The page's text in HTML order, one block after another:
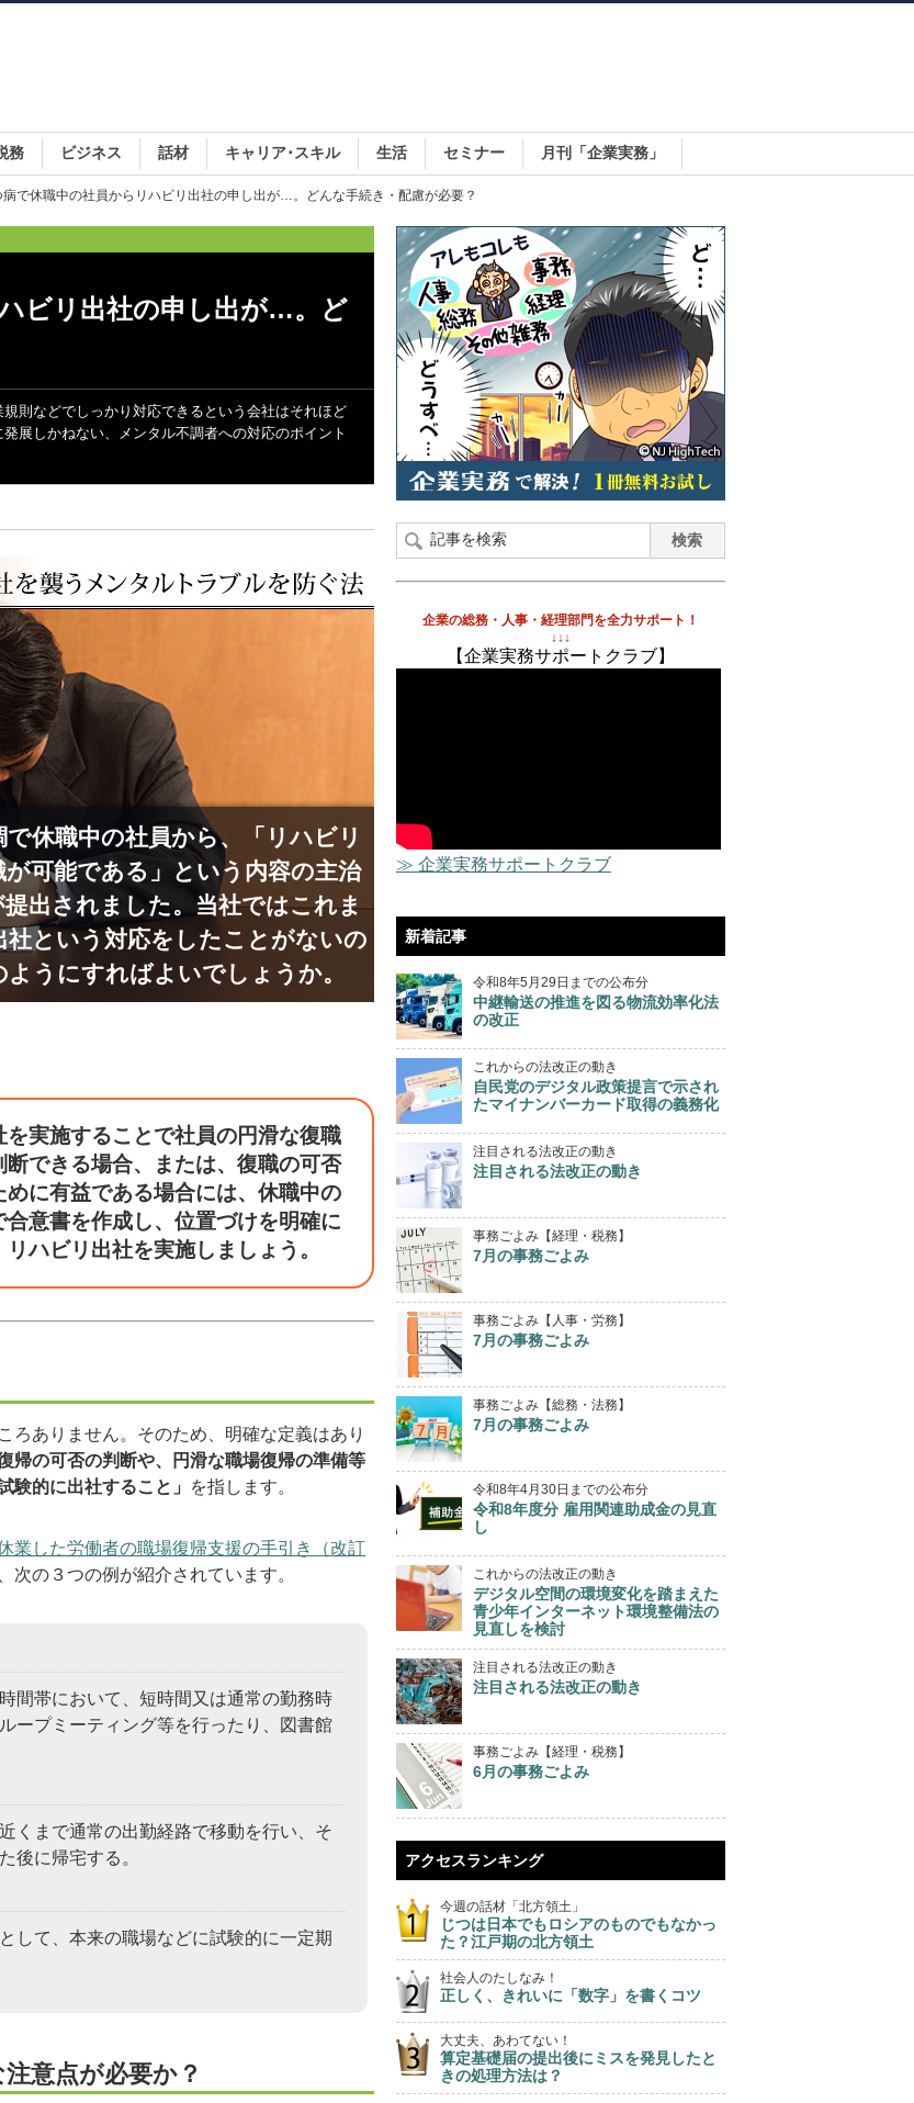
務 ビジネス 話材 キャリア･スキル 生活 セミナー 月刊「企業実務」
病で休職中の社員からリハビリ出社の申し出が…。どんな手続き・配慮が必要？
ビリ出社の申し出が…。ど
則などでしっかり対応できるという会社はそれほど
展しかねない、メンタル不調者への対応のポイント
で休職中の社員から、「リハビリ
可能である」という内容の主治
出されました。当社ではこれま
社という対応をしたことがないの
うにすればよいでしょうか。
を実施することで社員の円滑な復職
断できる場合、または、復職の可否
めに有益である場合には、休職中の
合意書を作成し、位置づけを明確に
リハビリ出社を実施しましょう。
ありません。そのため、明確な定義はあり
帰の可否の判断や、円滑な職場復帰の準備等
験的に出社すること」
を指します。
業した労働者の職場復帰支援の手引き（改訂
次の３つの例が紹介されています。
間帯において、短時間又は通常の勤務時
ープミーティング等を行ったり、図書館
くまで通常の出勤経路で移動を行い、そ
後に帰宅する。
して、本来の職場などに試験的に一定期
意点が必要か？
企業の総務・人事・経理部門を全力サポート！
↓↓↓
【企業実務サポートクラブ】
≫ 企業実務サポートクラブ
新着記事
令和8年5月29日までの公布分
中継輸送の推進を図る物流効率化法
の改正
これからの法改正の動き
自民党のデジタル政策提言で示され
たマイナンバーカード取得の義務化
注目される法改正の動き
注目される法改正の動き
事務ごよみ【経理・税務】
7月の事務ごよみ
事務ごよみ【人事・労務】
7月の事務ごよみ
事務ごよみ【総務・法務】
7月の事務ごよみ
令和8年4月30日までの公布分
令和8年度分 雇用関連助成金の見直
し
これからの法改正の動き
デジタル空間の環境変化を踏まえた
青少年インターネット環境整備法の
見直しを検討
注目される法改正の動き
注目される法改正の動き
事務ごよみ【経理・税務】
6月の事務ごよみ
アクセスランキング
今週の話材「北方領土」
じつは日本でもロシアのものでもなかっ
た？江戸期の北方領土
社会人のたしなみ！
正しく、きれいに「数字」を書くコツ
大丈夫、あわてない！
算定基礎届の提出後にミスを発見したと
きの処理方法は？